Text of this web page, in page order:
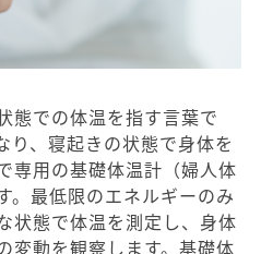
態での体温を指す言葉で
り、寝起きの状態で身体を
専用の基礎体温計（婦人体
。最低限のエネルギーのみ
状態で体温を測定し、身体
変動を観察します。基礎体